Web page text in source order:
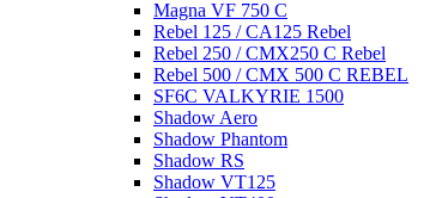
Magna VF 750 C
Rebel 125 / CA125 Rebel
Rebel 250 / CMX250 C Rebel
Rebel 500 / CMX 500 C REBEL
SF6C VALKYRIE 1500
Shadow Aero
Shadow Phantom
Shadow RS
Shadow VT125